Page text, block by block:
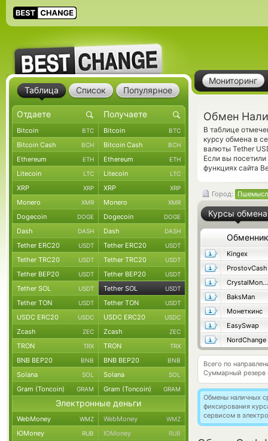
Мониторинг
Обмен
В таблице
курсу обмена в
валюты Tether
Если вы
функциях сайта
Город:
Курсы обмена
Обменник
Kingex
ProstovCash
CrystalMoney
BaksMan
Монеткинс
EasySwap
NordChange
Всего по
Суммарный резерв
Обмены наличных
фиксирования
сервисом в
Таблица Список Популярное
Bitcoin BTC Bitcoin BTC
Bitcoin Cash BCH Bitcoin Cash BCH
Ethereum ETH Ethereum ETH
Litecoin LTC Litecoin LTC
XRP XRP XRP XRP
Monero XMR Monero XMR
Dogecoin DOGE Dogecoin DOGE
Dash DASH Dash DASH
Tether ERC20 USDT Tether ERC20 USDT
Tether TRC20 USDT Tether TRC20 USDT
Tether BEP20 USDT Tether BEP20 USDT
Tether SOL USDT Tether SOL USDT
Tether TON USDT Tether TON USDT
USDC ERC20 USDC USDC ERC20 USDC
Zcash ZEC Zcash ZEC
TRON TRX TRON TRX
BNB BEP20 BNB BNB BEP20 BNB
Solana SOL Solana SOL
Gram (Toncoin) GRAM Gram (Toncoin) GRAM
Электронные деньги
WebMoney WMZ WebMoney WMZ
ЮMoney RUB ЮMoney RUB